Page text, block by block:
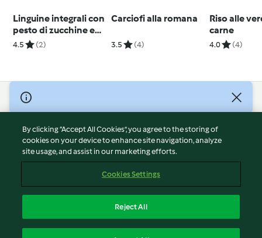
Linguine integrali con
pesto di zucchine e
menta
4.5 (2)
Carciofi alla romana
3.5 (4)
Riso alle
carne
4.0 (4)
© Copyright 2026
Terms of Service
Privacy Policy
Disclaimer
Cookies
Withdraw Contract
By clicking “Accept All Cookies”, you agree to the storing of
cookies on your device to enhance site navigation, analyze
site usage, and assist in our marketing efforts.
Cookies Settings
Reject All